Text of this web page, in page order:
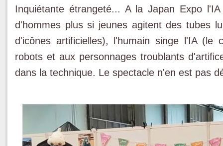
Inquiétante étrangeté... A la Japan Expo
d'hommes plus si jeunes agitent des tubes
d'icônes artificielles), l'humain singe l'IA (le
robots et aux personnages troublants
dans la technique. Le spectacle n'en est pas